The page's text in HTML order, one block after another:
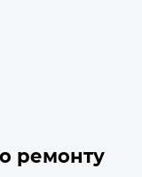
ремонту